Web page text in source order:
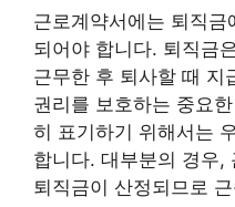
근로계약서에는 퇴직
되어야 합니다. 퇴직금
근무한 후 퇴사할 때 지
권리를 보호하는 중요
히 표기하기 위해서는
합니다. 대부분의 경우,
퇴직금이 산정되므로